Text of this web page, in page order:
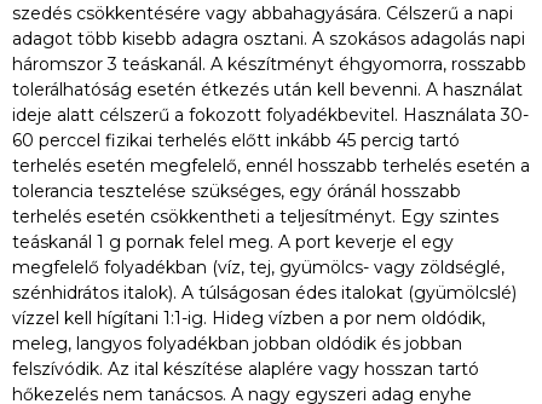
szedés csökkentésére vagy abbahagyására. Célszerű a napi
adagot több kisebb adagra osztani. A szokásos adagolás napi
háromszor 3 teáskanál. A készítményt éhgyomorra, rosszabb
tolerálhatóság esetén étkezés után kell bevenni. A használat
ideje alatt célszerű a fokozott folyadékbevitel. Használata 30-
60 perccel fizikai terhelés előtt inkább 45 percig tartó
terhelés esetén megfelelő, ennél hosszabb terhelés esetén a
tolerancia tesztelése szükséges, egy óránál hosszabb
terhelés esetén csökkentheti a teljesítményt. Egy szintes
teáskanál 1 g pornak felel meg. A port keverje el egy
megfelelő folyadékban (víz, tej, gyümölcs- vagy zöldséglé,
szénhidrátos italok). A túlságosan édes italokat (gyümölcslé)
vízzel kell hígítani 1:1-ig. Hideg vízben a por nem oldódik,
meleg, langyos folyadékban jobban oldódik és jobban
felszívódik. Az ital készítése alaplére vagy hosszan tartó
hőkezelés nem tanácsos. A nagy egyszeri adag enyhe